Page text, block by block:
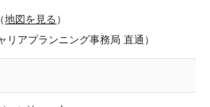
地図を見る ）
アプランニング事務局 直通）